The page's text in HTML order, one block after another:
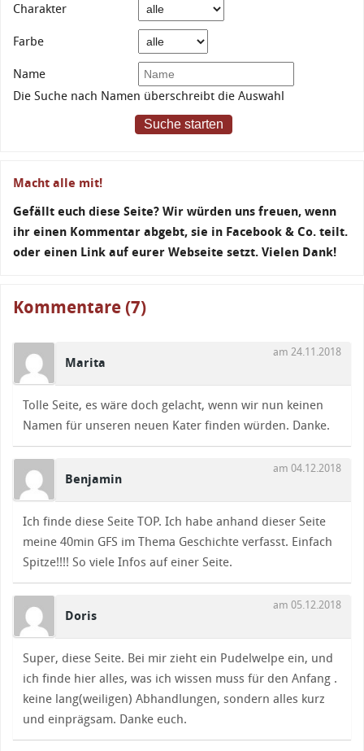
Charakter
Farbe
Name
Die Suche nach Namen überschreibt die Auswahl
Suche starten
Macht alle mit!
Gefällt euch diese Seite? Wir würden uns freuen, wenn
ihr einen Kommentar abgebt, sie in Facebook & Co. teilt.
oder einen Link auf eurer Webseite setzt. Vielen Dank!
Kommentare (7)
Marita
am 24.11.2018
Tolle Seite, es wäre doch gelacht, wenn wir nun keinen
Namen für unseren neuen Kater finden würden. Danke.
Benjamin
am 04.12.2018
Ich finde diese Seite TOP. Ich habe anhand dieser Seite
meine 40min GFS im Thema Geschichte verfasst. Einfach
Spitze!!!! So viele Infos auf einer Seite.
Doris
am 05.12.2018
Super, diese Seite. Bei mir zieht ein Pudelwelpe ein, und
ich finde hier alles, was ich wissen muss für den Anfang .
keine lang(weiligen) Abhandlungen, sondern alles kurz
und einprägsam. Danke euch.